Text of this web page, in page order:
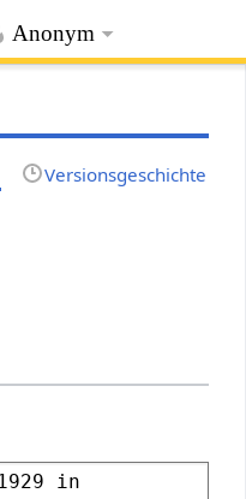
Anonym
Versionsgeschichte